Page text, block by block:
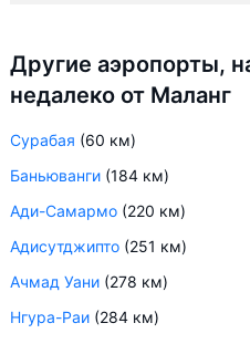
Другие аэропорты,
недалеко от Маланг
Сурабая (60 км)
Баньюванги (184 км)
Ади-Самармо (220 км)
Адисутджипто (251 км)
Ачмад Уани (278 км)
Нгура-Раи (284 км)